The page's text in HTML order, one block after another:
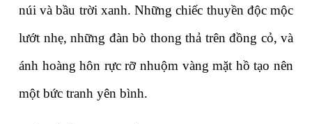
núi và bầu trời xanh. Những chiếc thuyền độc mộc
lướt nhẹ, những đàn bò thong thả trên đồng cỏ, và
ánh hoàng hôn rực rỡ nhuộm vàng mặt hồ tạo nên
một bức tranh yên bình.